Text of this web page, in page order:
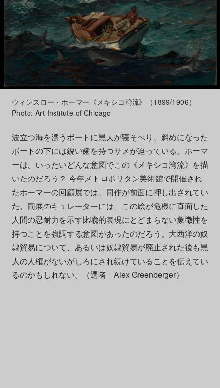
ウィンスロー・ホーマー《メキシコ湾流》（1899/1906）
Photo: Art Institute of Chicago
波立つ海を漂うボートに黒人が寝そべり、斜めになった
ボートの下には鋭い歯を持つサメが迫っている。ホーマ
ーは、いったいどんな意図でこの《メキシコ湾流》を描
いたのだろう？ 今年メトロポリタン美術館で開催され
たホーマーの回顧展では、同作が前面に押し出されてい
た。同展のキュレーターには、この絵が危機に直面した
人間の忍耐力を示す比喩的表現にとどまらない象徴性を
持つことを強調する意図があったのだろう。大西洋の奴
隷貿易について、あるいは奴隷貿易が廃止された後も黒
人の人権がないがしろにされ続けていることを伝えてい
るのかもしれない。（選者：Alex Greenberger）